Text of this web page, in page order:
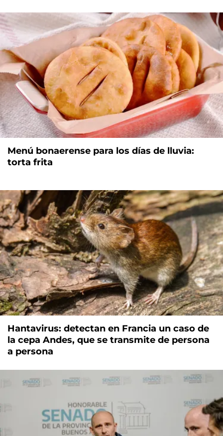
Menú bonaerense para los días de lluvia:
torta frita
Hantavirus: detectan en Francia un caso de
la cepa Andes, que se transmite de persona
a persona